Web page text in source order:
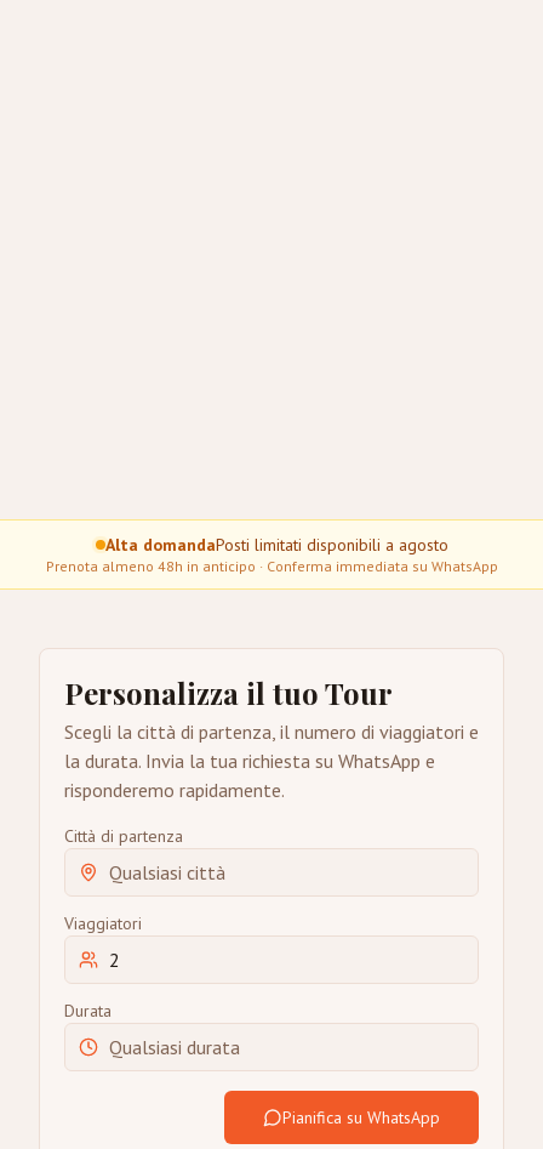
Alta domandaPosti limitati disponibili a agosto
Prenota almeno 48h in anticipo · Conferma immediata su WhatsApp
Personalizza il tuo Tour
Scegli la città di partenza, il numero di viaggiatori e
la durata. Invia la tua richiesta su WhatsApp e
risponderemo rapidamente.
Città di partenza
Viaggiatori
Durata
Pianifica su WhatsApp